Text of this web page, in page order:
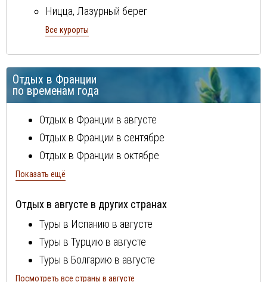
Ницца, Лазурный берег
остров Корсика
Шамони
Все курорты
Отдых в Франции
по временам года
Отдых в Франции в августе
Отдых в Франции в сентябре
Отдых в Франции в октябре
Отдых в Франции в ноябре
Отдых в Франции в январе
Отдых в Франции в феврале
Отдых в Франции в марте
Отдых в Франции в апреле
Показать ещё
Отдых в августе в других странах
Туры в Испанию в августе
Туры в Турцию в августе
Туры в Болгарию в августе
Туры в Португалию в августе
Посмотреть все страны в августе